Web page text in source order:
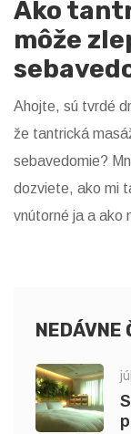
Ako
môže
Ahojte, sú tvrdé
že tantrická
sebavedomie?
dozviete, ako mi
vnútorné ja a ako
NEDÁVNE